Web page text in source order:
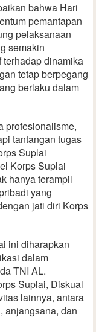
bahwa Hari
pemantapan
pelaksanaan
semakin
dinamika
tetap berpegang
berlaku dalam
profesionalisme,
tantangan tugas
Suplai
Korps Suplai
hanya terampil
yang
jati diri Korps
ini diharapkan
dalam
TNI AL.
Suplai, Diskual
lainnya, antara
anjangsana, dan